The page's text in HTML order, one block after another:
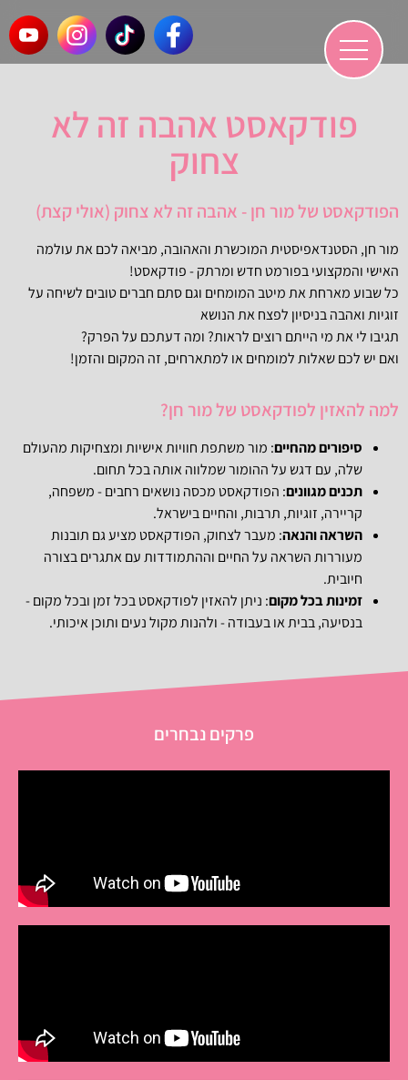
פודקאסט אהבה זה לא
צחוק
הפודקאסט של מור חן - אהבה זה לא צחוק (אולי קצת)
מור חן, הסטנדאפיסטית המוכשרת והאהובה, מביאה לכם את עולמה
האישי והמקצועי בפורמט חדש ומרתק - פודקאסט!
כל שבוע מארחת את מיטב המומחים וגם סתם חברים טובים לשיחה על
זוגיות ואהבה בניסיון לפצח את הנושא
תגיבו לי את מי הייתם רוצים לראות? ומה דעתכם על הפרק?
ואם יש לכם שאלות למומחים או למתארחים, זה המקום והזמן!
למה להאזין לפודקאסט של מור חן?
סיפורים מהחיים: מור משתפת חוויות אישיות ומצחיקות מהעולם
שלה, עם דגש על ההומור שמלווה אותה בכל תחום.
תכנים מגוונים: הפודקאסט מכסה נושאים רחבים - משפחה,
קריירה, זוגיות, תרבות, והחיים בישראל.
השראה והנאה: מעבר לצחוק, הפודקאסט מציע גם תובנות
מעוררות השראה על החיים וההתמודדות עם אתגרים בצורה
חיובית.
זמינות בכל מקום: ניתן להאזין לפודקאסט בכל זמן ובכל מקום -
בנסיעה, בבית או בעבודה - ולהנות מקול נעים ותוכן איכותי.
פרקים נבחרים